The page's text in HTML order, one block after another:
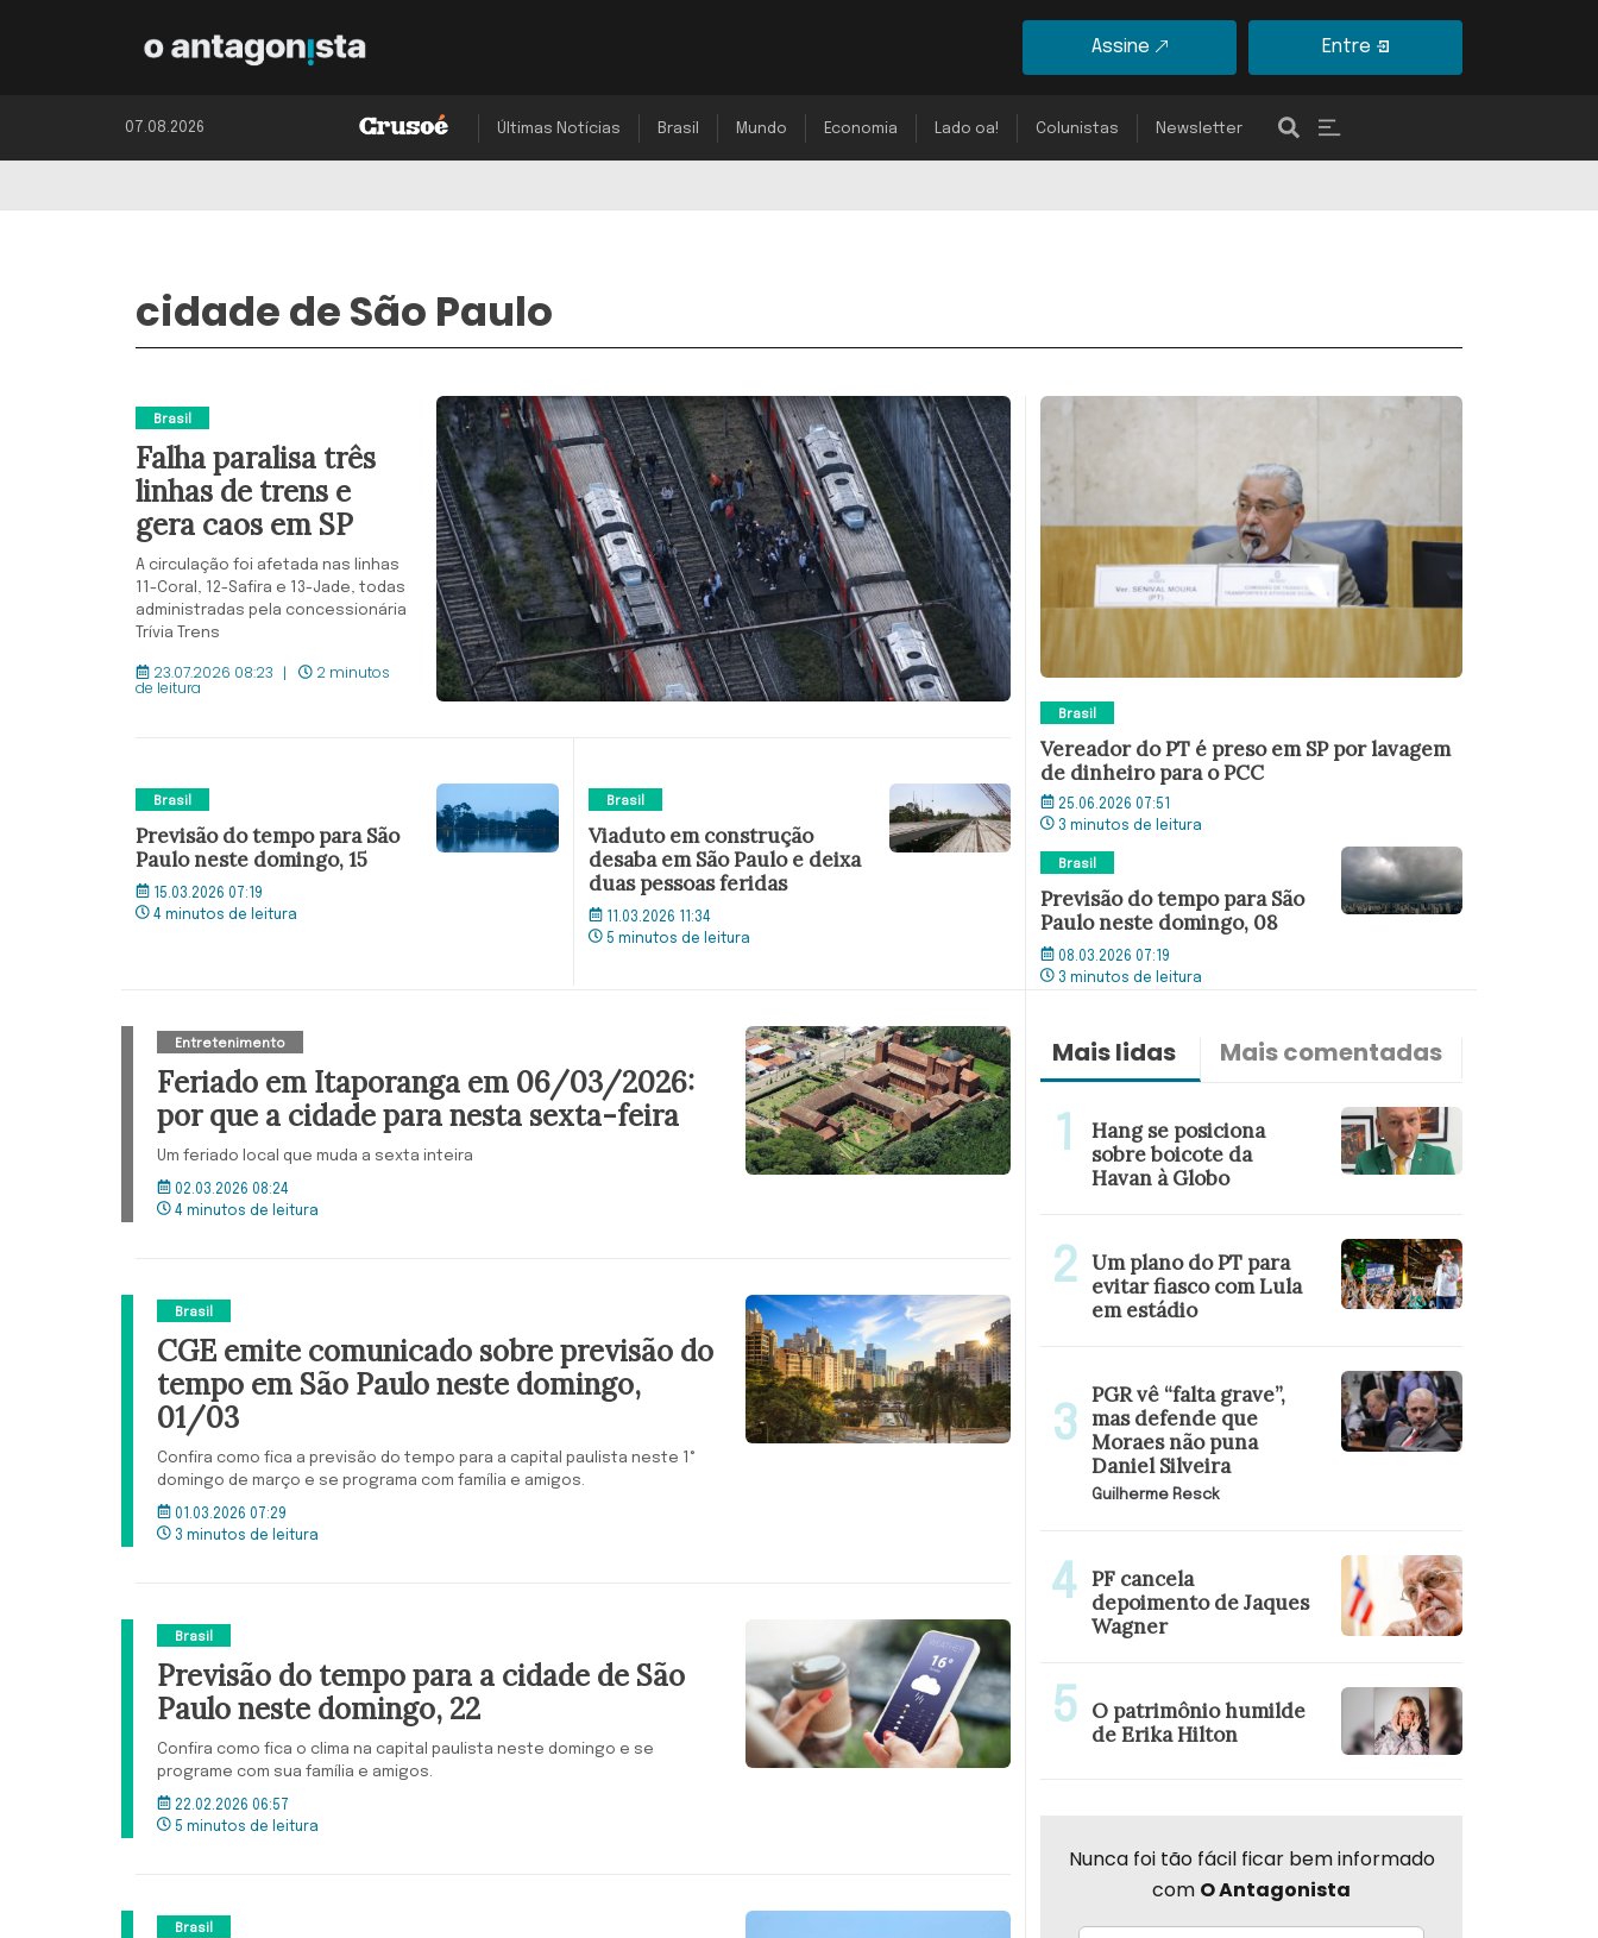
Assine Entre
07.08.2026 Últimas Notícias Brasil Mundo Economia Lado oa! Colunistas Newsletter
cidade de São Paulo
Brasil
Falha paralisa três
linhas de trens e
gera caos em SP
A circulação foi afetada nas linhas
11-Coral, 12-Safira e 13-Jade, todas
administradas pela concessionária
Trívia Trens
23.07.2026 08:23 2 minutos
de leitura
Brasil
Previsão do tempo para São
Paulo neste domingo, 15
15.03.2026 07:19
4 minutos de leitura
Brasil
Viaduto em construção
desaba em São Paulo e deixa
duas pessoas feridas
11.03.2026 11:34
5 minutos de leitura
Brasil
Vereador do PT é preso em SP por lavagem
de dinheiro para o PCC
25.06.2026 07:51
3 minutos de leitura
Brasil
Previsão do tempo para São
Paulo neste domingo, 08
08.03.2026 07:19
3 minutos de leitura
Entretenimento
Feriado em Itaporanga em 06/03/2026:
por que a cidade para nesta sexta-feira
Um feriado local que muda a sexta inteira
02.03.2026 08:24
4 minutos de leitura
Brasil
CGE emite comunicado sobre previsão do
tempo em São Paulo neste domingo,
01/03
Confira como fica a previsão do tempo para a capital paulista neste 1°
domingo de março e se programa com família e amigos.
01.03.2026 07:29
3 minutos de leitura
Brasil
Previsão do tempo para a cidade de São
Paulo neste domingo, 22
Confira como fica o clima na capital paulista neste domingo e se
programe com sua família e amigos.
22.02.2026 06:57
5 minutos de leitura
Brasil
Mais lidas Mais comentadas
Hang se posiciona
sobre boicote da
Havan à Globo
Um plano do PT para
evitar fiasco com Lula
em estádio
PGR vê “falta grave”,
mas defende que
Moraes não puna
Daniel Silveira
Guilherme Resck
PF cancela
depoimento de Jaques
Wagner
O patrimônio humilde
de Erika Hilton
Nunca foi tão fácil ficar bem informado
com O Antagonista